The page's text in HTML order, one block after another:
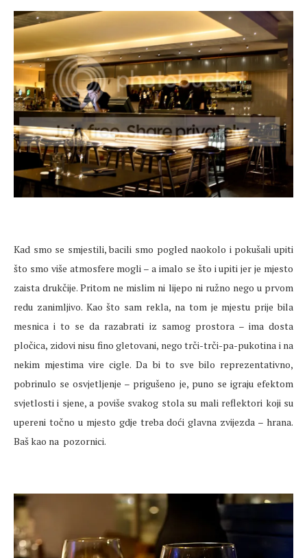
Kad smo se smjestili, bacili smo pogled naokolo i pokušali upiti
što smo više atmosfere mogli – a imalo se što i upiti jer je mjesto
zaista drukčije. Pritom ne mislim ni lijepo ni ružno nego u prvom
redu zanimljivo. Kao što sam rekla, na tom je mjestu prije bila
mesnica i to se da razabrati iz samog prostora – ima dosta
pločica, zidovi nisu fino gletovani, nego trči-trči-pa-pukotina i na
nekim mjestima vire cigle. Da bi to sve bilo reprezentativno,
pobrinulo se osvjetljenje – prigušeno je, puno se igraju efektom
svjetlosti i sjene, a poviše svakog stola su mali reflektori koji su
upereni točno u mjesto gdje treba doći glavna zvijezda – hrana.
Baš kao na pozornici.